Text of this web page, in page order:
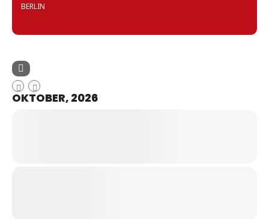
BERLIN
OKTOBER, 2026